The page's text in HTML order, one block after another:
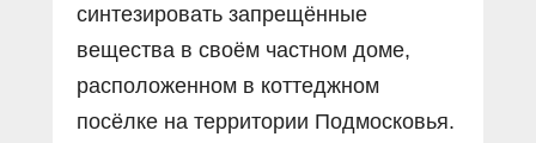
синтезировать запрещённые
вещества в своём частном доме,
расположенном в коттеджном
посёлке на территории Подмосковья.